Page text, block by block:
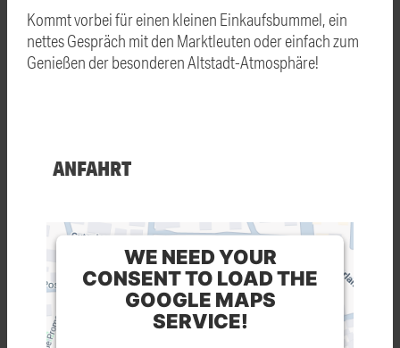
Kommt vorbei für einen kleinen Einkaufsbummel, ein
nettes Gespräch mit den Marktleuten oder einfach zum
Genießen der besonderen Altstadt-Atmosphäre!
ANFAHRT
WE NEED YOUR
CONSENT TO LOAD THE
GOOGLE MAPS
SERVICE!